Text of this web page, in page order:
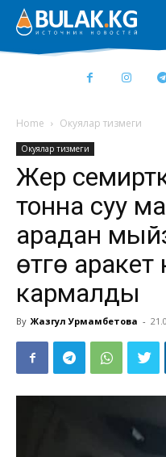
Home Окуялар тизмеги
Окуялар тизмеги
Жер
тонна суу
арадан
өтүүгө
кармалды
By Жазгул Урмамбетова -